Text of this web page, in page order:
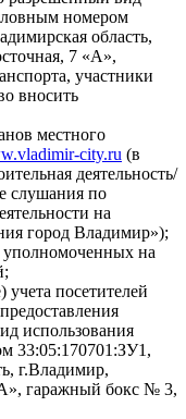
номером
область,
7 «А»,
участники
вносить
местного
city.ru (в
деятельность/
слушания по
на
город Владимир»);
уполномоченных на
посетителей
использования
33:05:170701:ЗУ1,
г.Владимир,
гаражный бокс № 3,